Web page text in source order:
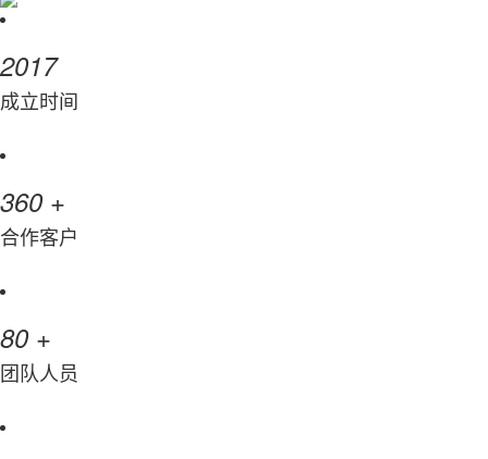
2017
成立时间
360 +
合作客户
80 +
团队人员